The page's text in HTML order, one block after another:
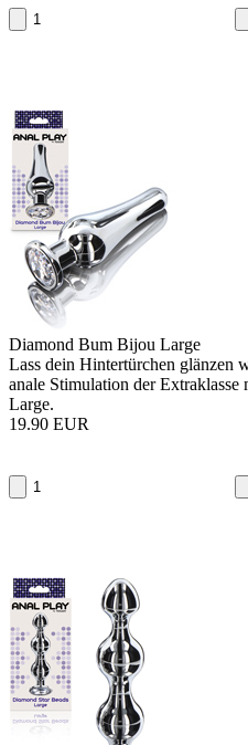
Diamond Bum Bijou Large
Lass dein Hintertürchen glänzen
anale Stimulation der
Large.
19.90 EUR